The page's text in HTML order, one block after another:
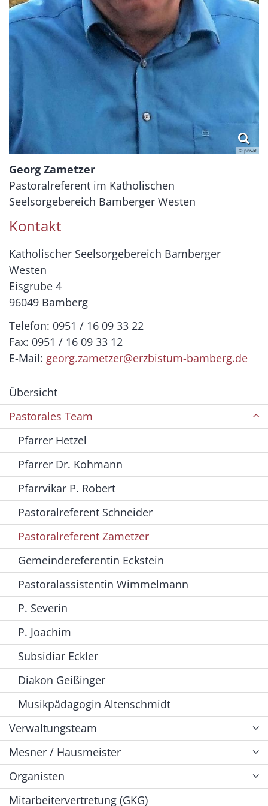
© privat
Georg Zametzer
Pastoralreferent im Katholischen
Seelsorgebereich Bamberger Westen
Kontakt
Katholischer Seelsorgebereich Bamberger
Westen
Eisgrube 4
96049 Bamberg
Telefon: 0951 / 16 09 33 22
Fax: 0951 / 16 09 33 12
E-Mail: georg.zametzer@erzbistum-bamberg.de
Übersicht
Pastorales Team
Pfarrer Hetzel
Pfarrer Dr. Kohmann
Pfarrvikar P. Robert
Pastoralreferent Schneider
Pastoralreferent Zametzer
Gemeindereferentin Eckstein
Pastoralassistentin Wimmelmann
P. Severin
P. Joachim
Subsidiar Eckler
Diakon Geißinger
Musikpädagogin Altenschmidt
Verwaltungsteam
Mesner / Hausmeister
Organisten
Mitarbeitervertretung (GKG)